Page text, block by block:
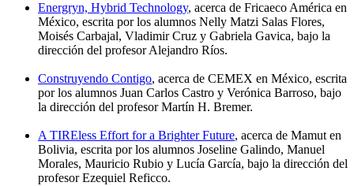
Energryn, Hybrid Technology, acerca de Fricaeco América en
México, escrita por los alumnos Nelly Matzi Salas Flores,
Moisés Carbajal, Vladimir Cruz y Gabriela Gavica, bajo la
dirección del profesor Alejandro Ríos.
Construyendo Contigo, acerca de CEMEX en México, escrita
por los alumnos Juan Carlos Castro y Verónica Barroso, bajo
la dirección del profesor Martín H. Bremer.
A TIREless Effort for a Brighter Future, acerca de Mamut en
Bolivia, escrita por los alumnos Joseline Galindo, Manuel
Morales, Mauricio Rubio y Lucía García, bajo la dirección del
profesor Ezequiel Reficco.